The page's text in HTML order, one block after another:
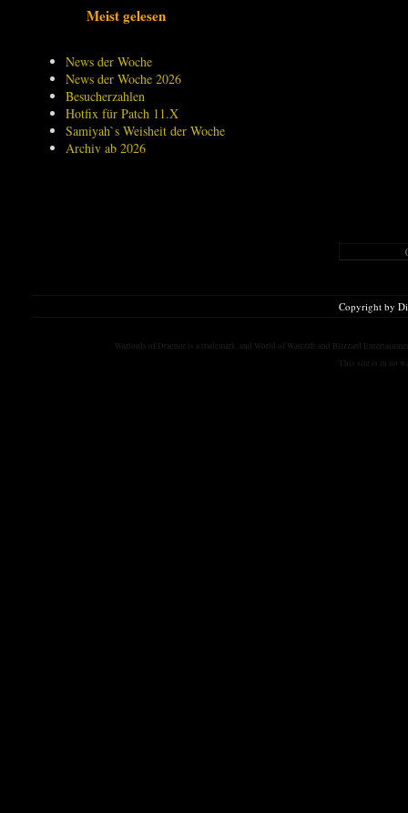
Meist gelesen
News der Woche
News der Woche 2026
Besucherzahlen
Hotfix für Patch 11.X
Samiyah`s Weisheit der Woche
Archiv ab 2026
Copyright by
Warlords of Draenor is a trademark, and World of Warcraft and Blizzard
This site is in no